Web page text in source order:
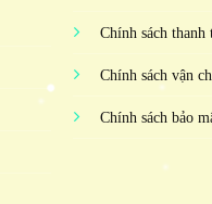
Chính sách thanh
Chính sách vận
Chính sách bảo